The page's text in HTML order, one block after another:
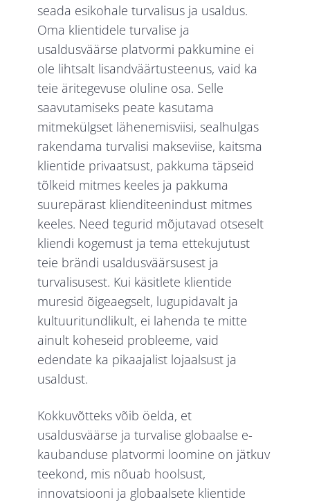
seada esikohale turvalisus ja usaldus.
Oma klientidele turvalise ja
usaldusväärse platvormi pakkumine ei
ole lihtsalt lisandväärtusteenus, vaid ka
teie äritegevuse oluline osa. Selle
saavutamiseks peate kasutama
mitmekülgset lähenemisviisi, sealhulgas
rakendama turvalisi makseviise, kaitsma
klientide privaatsust, pakkuma täpseid
tõlkeid mitmes keeles ja pakkuma
suurepärast klienditeenindust mitmes
keeles. Need tegurid mõjutavad otseselt
kliendi kogemust ja tema ettekujutust
teie brändi usaldusväärsusest ja
turvalisusest. Kui käsitlete klientide
muresid õigeaegselt, lugupidavalt ja
kultuuritundlikult, ei lahenda te mitte
ainult koheseid probleeme, vaid
edendate ka pikaajalist lojaalsust ja
usaldust.
Kokkuvõtteks võib öelda, et
usaldusväärse ja turvalise globaalse e-
kaubanduse platvormi loomine on jätkuv
teekond, mis nõuab hoolsust,
innovatsiooni ja globaalsete klientide